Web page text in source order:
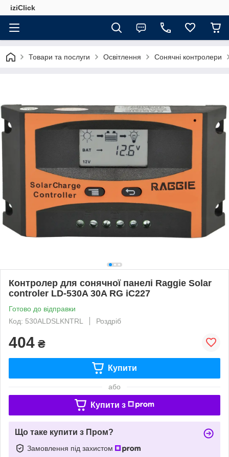
iziClick
Товари та послуги Освітлення Сонячні контролери
Контролер для сонячної панелі Raggie Solar
controler LD-530A 30A RG iC227
Готово до відправки
Код: 530ALDSLKNTRL
Роздріб
404 ₴
Купити
або
Купити з
Що таке купити з Пром?
Замовлення під захистом